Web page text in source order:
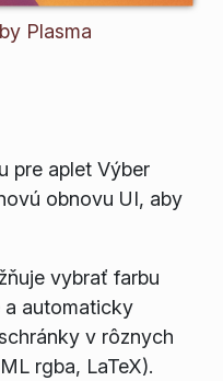
Plasma
pre aplet Výber
obnovu UI, aby
vybrať farbu
automaticky
v rôznych
rgba, LaTeX).